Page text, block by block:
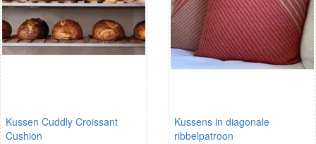
Kussen Cuddly Croissant
Cushion
Kussens in diagonale
ribbelpatroon